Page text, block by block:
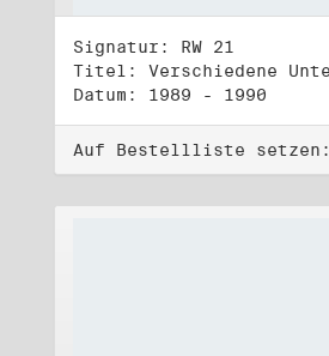
Signatur: RW 21
Datum: 1989 - 1990
Auf Bestellliste setzen: